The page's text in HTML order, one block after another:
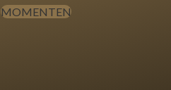
MOMENTEN